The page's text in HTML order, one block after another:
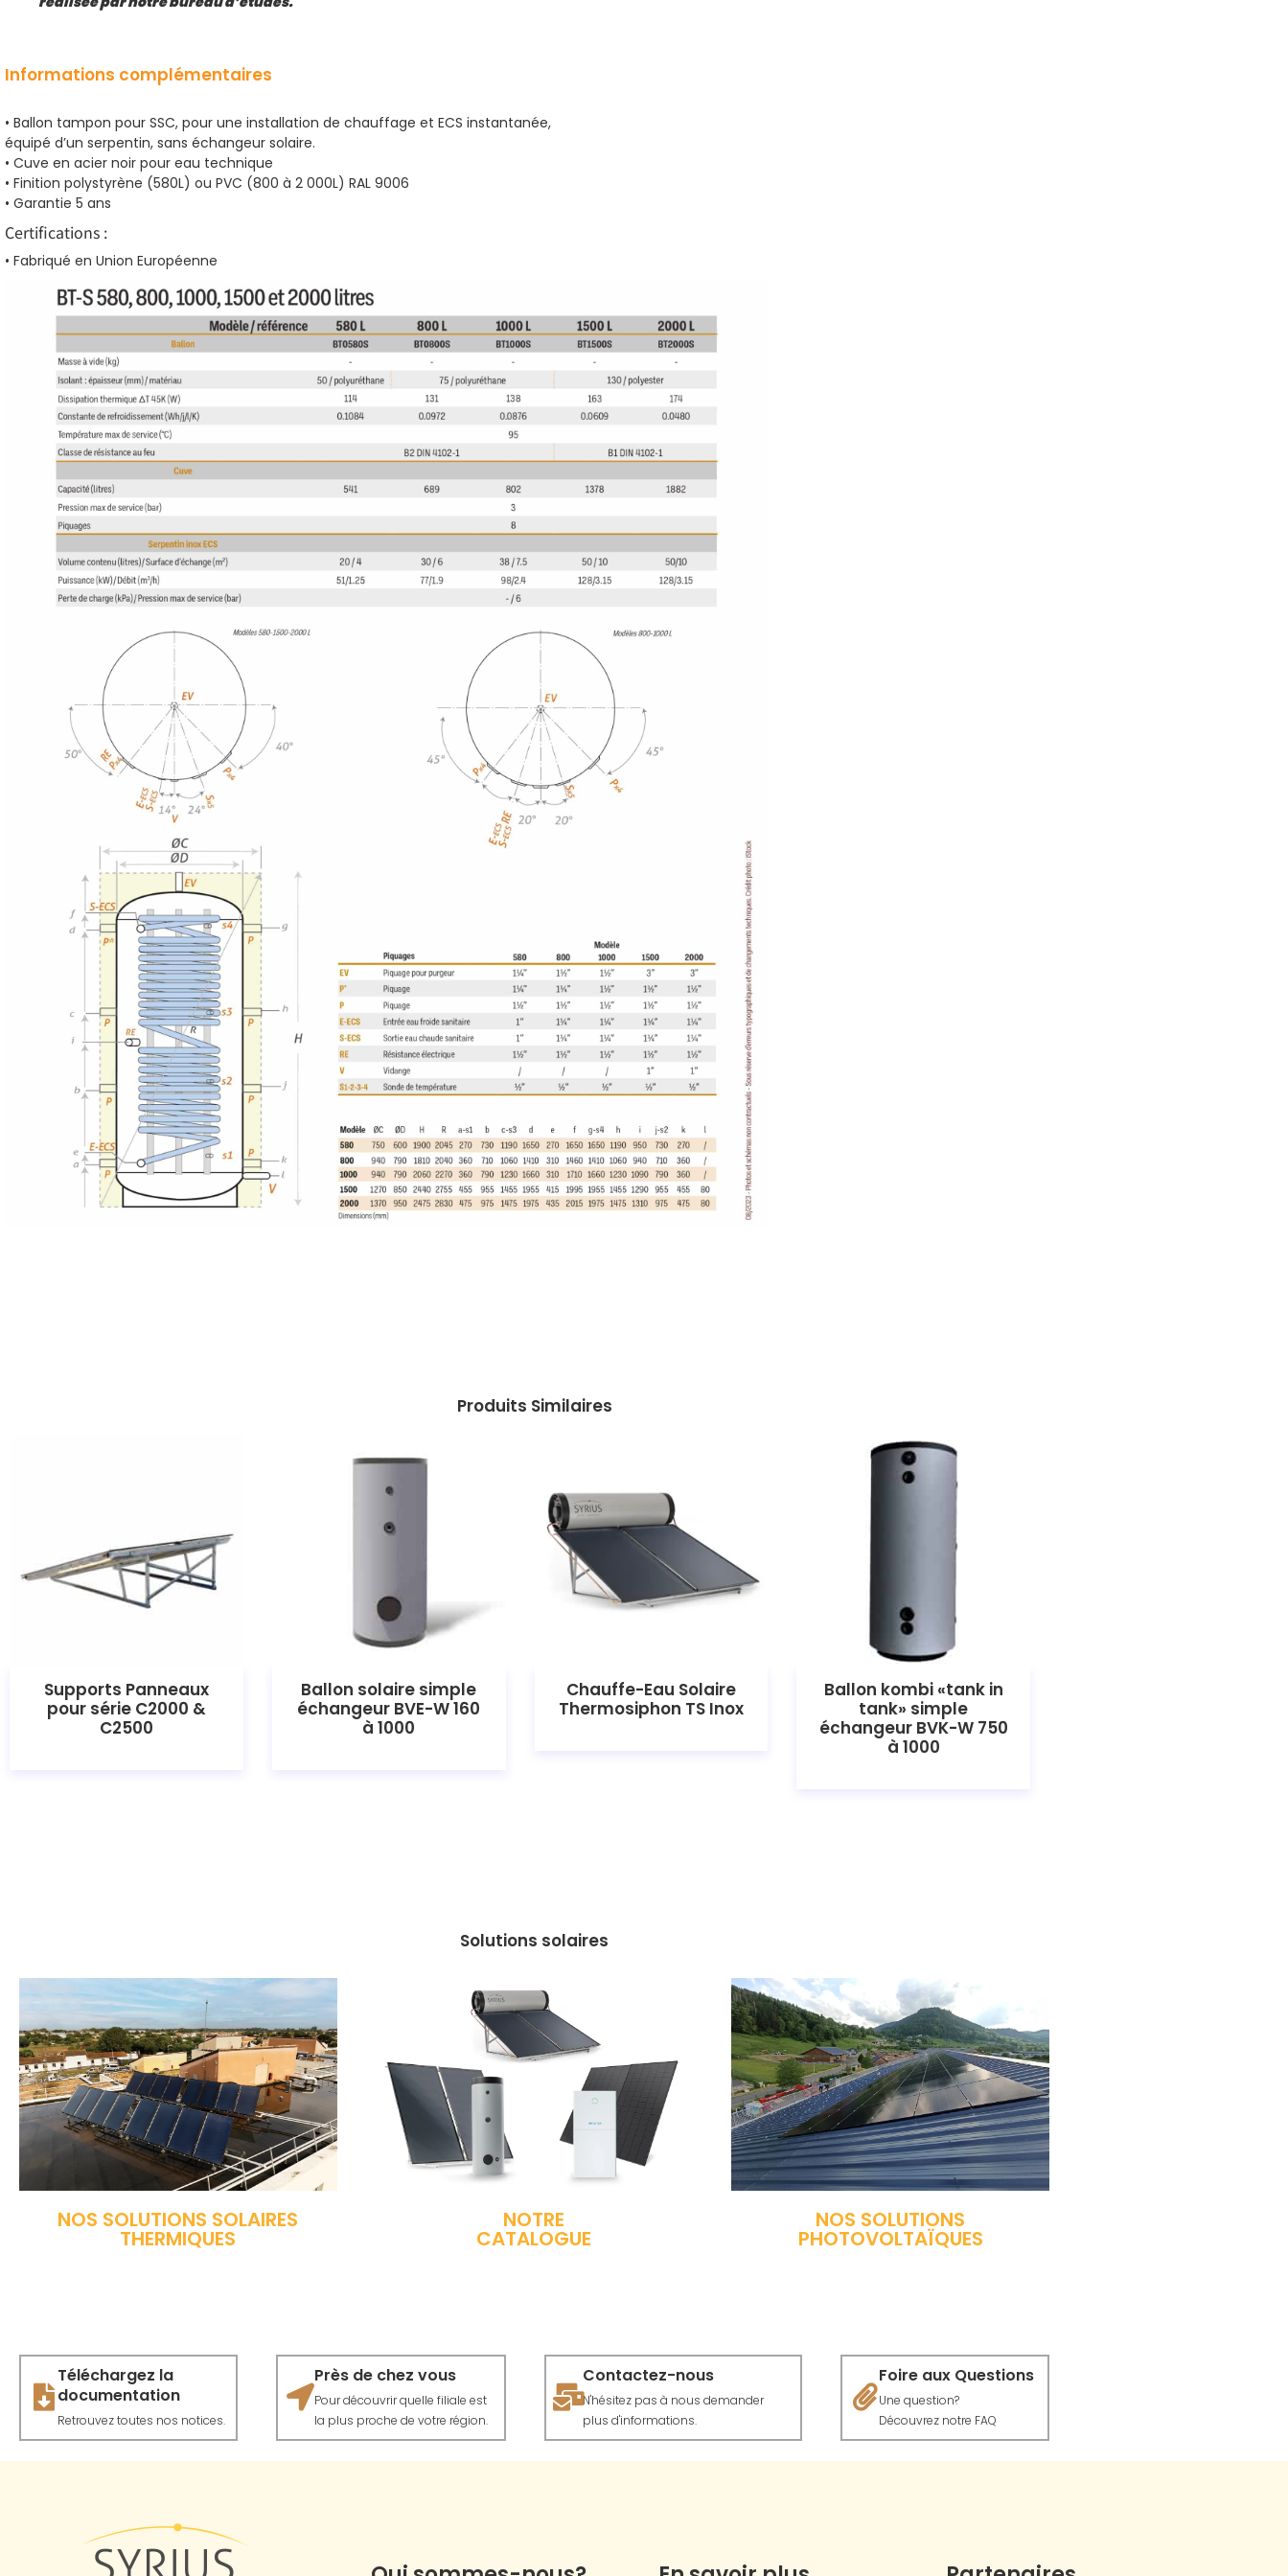
Informations complémentaires
• Ballon tampon pour SSC, pour une installation de chauffage et ECS instantanée,
équipé d’un serpentin, sans échangeur solaire.
• Cuve en acier noir pour eau technique
• Finition polystyrène (580L) ou PVC (800 à 2 000L) RAL 9006
• Garantie 5 ans
Certifications :
• Fabriqué en Union Européenne
Produits Similaires
Supports Panneaux
pour série C2000 &
C2500
Ballon solaire simple
échangeur BVE-W 160
à 1000
Chauffe-Eau Solaire
Thermosiphon TS Inox
Ballon kombi «tank in
tank» simple
échangeur BVK-W 750
à 1000
Solutions solaires
NOS SOLUTIONS SOLAIRES
THERMIQUES
NOTRE
CATALOGUE
NOS SOLUTIONS
PHOTOVOLTAÏQUES
Téléchargez la
documentation
Retrouvez toutes nos notices.
Près de chez vous
Pour découvrir quelle filiale est
la plus proche de votre région.
Contactez-nous
N'hésitez pas à nous demander
plus d'informations.
Foire aux Questions
Une question?
Découvrez notre FAQ